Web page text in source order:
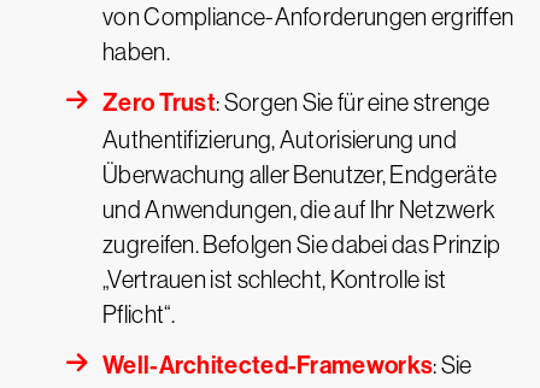
von Compliance-Anforderungen ergriffen
haben.
Zero Trust: Sorgen Sie für eine strenge
Authentifizierung, Autorisierung und
Überwachung aller Benutzer, Endgeräte
und Anwendungen, die auf Ihr Netzwerk
zugreifen. Befolgen Sie dabei das Prinzip
„Vertrauen ist schlecht, Kontrolle ist
Pflicht“.
Well-Architected-Frameworks: Sie